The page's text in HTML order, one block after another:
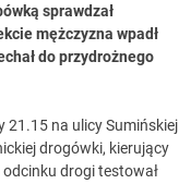
sprawdzał
mężczyzna wpadł
do przydrożnego
21.15 na ulicy Sumińskiej
drogówki, kierujący
drogi testował